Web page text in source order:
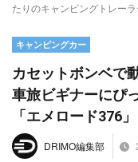
たりのキャンピングトレー
キャンピングカー
カセットボンベで
車旅ビギナーにぴ
「エメロード376」
DRIMO編集部